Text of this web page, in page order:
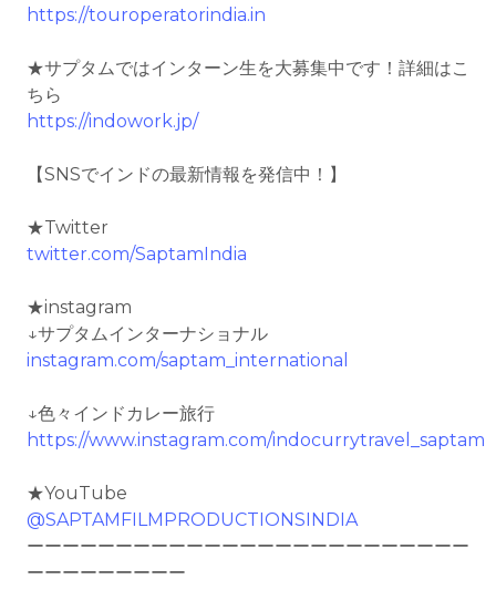
https://touroperatorindia.in
★サプタムではインターン生を大募集中です！詳細はこ
ちら
https://indowork.jp/
【SNSでインドの最新情報を発信中！】
★Twitter
twitter.com/SaptamIndia
★instagram
↓サプタムインターナショナル
instagram.com/saptam_international
↓色々インドカレー旅行
https://www.instagram.com/indocurrytravel_saptam
★YouTube
@SAPTAMFILMPRODUCTIONSINDIA
ーーーーーーーーーーーーーーーーーーーーーーーーー
ーーーーーーーーー